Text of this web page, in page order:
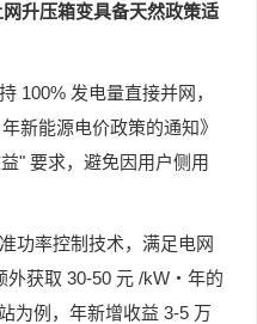
升压箱变具备天然政策适
100% 发电量直接并网，
年新能源电价政策的通知》
" 要求，避免因用户侧用
功率控制技术，满足电网
外获取 30-50 元 /kW ・年的
为例，年新增收益 3-5 万